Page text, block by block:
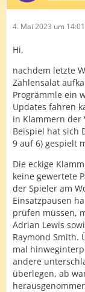
4. Mai 2023 um 14:01
Hi,
nachdem letzte
Zahlensalat
Progrämmle ein
Updates fahren
in Klammern der
Beispiel hat sich
9 auf 6) gespielt
Die eckige
keine gewertete
der Spieler am
Einsatzpausen
prüfen müssen,
Adrian Lewis
Raymond Smith.
mal
andere
überlegen, ab